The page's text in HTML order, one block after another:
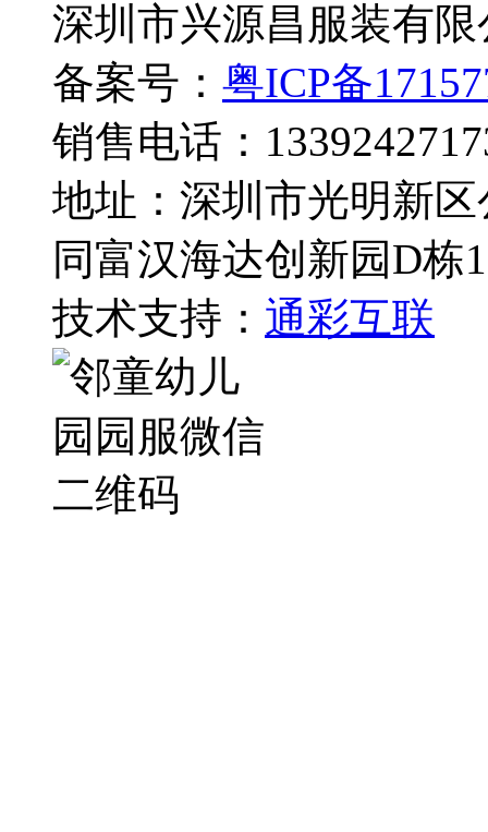
深圳市兴源昌服装有
备案号： 粤ICP备
销售电话：
地址：深圳市光明新
同富汉海达创新园D栋
技术支持： 通彩互联